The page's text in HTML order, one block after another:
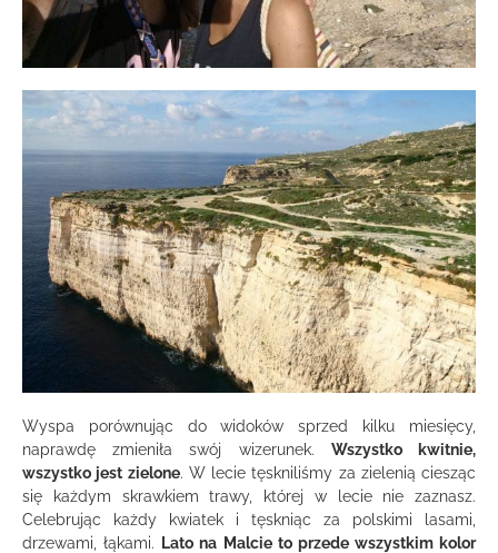
Wyspa porównując do widoków sprzed kilku miesięcy,
naprawdę zmieniła swój wizerunek. Wszystko kwitnie,
wszystko jest zielone. W lecie tęskniliśmy za zielenią ciesząc
się każdym skrawkiem trawy, której w lecie nie zaznasz.
Celebrując każdy kwiatek i tęskniąc za polskimi lasami,
drzewami, łąkami.
Lato na Malcie to przede wszystkim kolor